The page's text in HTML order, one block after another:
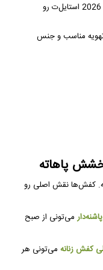
مدل‌های براق و شفاف 2026 استایل‌ت رو
مناسب و جنس
کفش‌ها نقش اصلی رو
می‌تونی از صبح
کفش زنانهمی‌تونی هر